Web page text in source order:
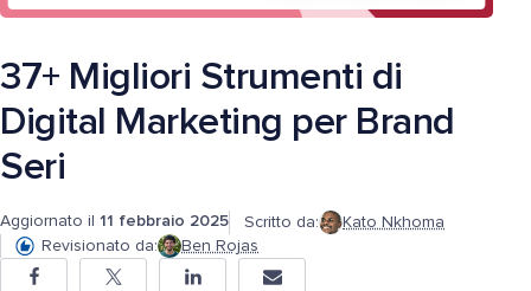
37+ Migliori Strumenti di
Digital Marketing per Brand
Seri
Aggiornato il 11 febbraio 2025 Scritto da:
Kato Nkhoma
Revisionato da:
Ben Rojas